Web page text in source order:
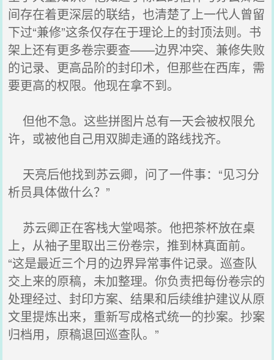
间存在着更深层的联结，也清楚了上一代人曾留
下过“兼修”这条仅存在于理论上的封顶法则。书
架上还有更多卷宗要查——边界冲突、兼修失败
的记录、更高品阶的封印术，但那些在西库，需
要更高的权限。他现在拿不到。
但他不急。这些拼图片总有一天会被权限允
许，或被他自己用双脚走通的路线找齐。
天亮后他找到苏云卿，问了一件事：“见习分
析员具体做什么？”
苏云卿正在客栈大堂喝茶。他把茶杯放在桌
上，从袖子里取出三份卷宗，推到林真面前。
“这是最近三个月的边界异常事件记录。巡查队
交上来的原稿，未加整理。你负责把每份卷宗的
处理经过、封印方案、结果和后续维护建议从原
文里提炼出来，重新写成格式统一的抄案。抄案
归档用，原稿退回巡查队。”